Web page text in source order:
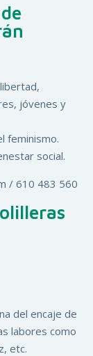
jóvenes y
feminismo.
social.
/ 610 483 560
del encaje de
labores como
etc.